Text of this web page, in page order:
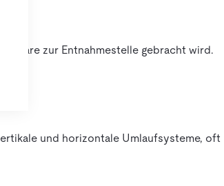
Ware zur Entnahmestelle gebracht wird.
und horizontale Umlaufsysteme, oft